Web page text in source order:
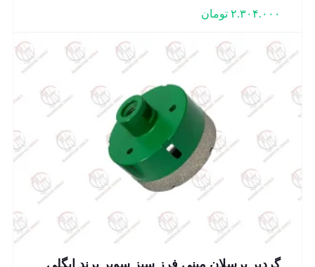
۲.۳۰۴.۰۰۰ تومان
گردبر پرسلان مینی فرز سبز سوپر برند ایگلی